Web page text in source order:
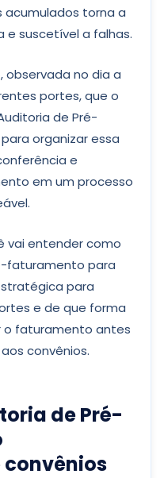
torna a
e suscetível a falhas.
observada no dia a
portes, que o
de Pré-
organizar essa
e
em um processo
vai entender como
faturamento para
para
e de que forma
o faturamento antes
convênios.
de Pré-